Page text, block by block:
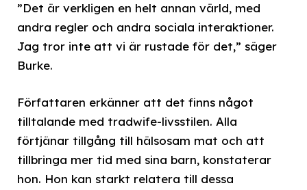
”Det är verkligen en helt annan värld, med
andra regler och andra sociala interaktioner.
Jag tror inte att vi är rustade för det,” säger
Burke.
Författaren erkänner att det finns något
tilltalande med tradwife-livsstilen. Alla
förtjänar tillgång till hälsosam mat och att
tillbringa mer tid med sina barn, konstaterar
hon. Hon kan starkt relatera till dessa